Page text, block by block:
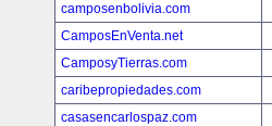
camposenbolivia.com
CamposEnVenta.net
CamposyTierras.com
caribepropiedades.com
casasencarlospaz.com